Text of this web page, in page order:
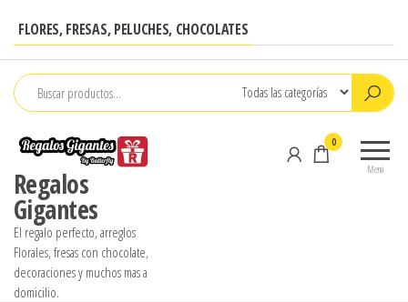
contenido
FLORES, FRESAS, PELUCHES, CHOCOLATES
Regalos
Gigantes
El regalo perfecto, arreglos
Florales, fresas con chocolate,
decoraciones y muchos mas a
domicilio.
Menú
0